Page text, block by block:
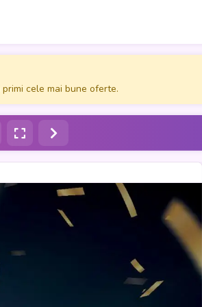
cele mai bune oferte.